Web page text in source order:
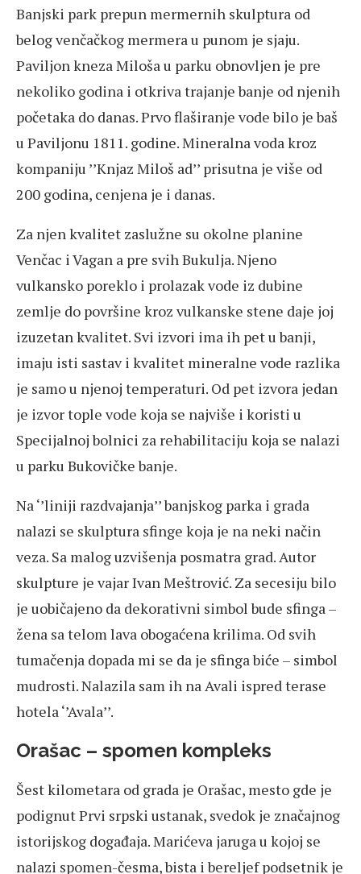
Banjski park prepun mermernih skulptura od
belog venčačkog mermera u punom je sjaju.
Paviljon kneza Miloša u parku obnovljen je pre
nekoliko godina i otkriva trajanje banje od njenih
početaka do danas. Prvo flaširanje vode bilo je baš
u Paviljonu 1811. godine. Mineralna voda kroz
kompaniju ’’Knjaz Miloš ad’’ prisutna je više od
200 godina, cenjena je i danas.
Za njen kvalitet zaslužne su okolne planine
Venčac i Vagan a pre svih Bukulja. Njeno
vulkansko poreklo i prolazak vode iz dubine
zemlje do površine kroz vulkanske stene daje joj
izuzetan kvalitet. Svi izvori ima ih pet u banji,
imaju isti sastav i kvalitet mineralne vode razlika
je samo u njenoj temperaturi. Od pet izvora jedan
je izvor tople vode koja se najviše i koristi u
Specijalnoj bolnici za rehabilitaciju koja se nalazi
u parku Bukovičke banje.
Na ‘’liniji razdvajanja’’ banjskog parka i grada
nalazi se skulptura sfinge koja je na neki način
veza. Sa malog uzvišenja posmatra grad. Autor
skulpture je vajar Ivan Meštrović. Za secesiju bilo
je uobičajeno da dekorativni simbol bude sfinga –
žena sa telom lava obogaćena krilima. Od svih
tumačenja dopada mi se da je sfinga biće – simbol
mudrosti. Nalazila sam ih na Avali ispred terase
hotela ‘’Avala’’.
Orašac – spomen kompleks
Šest kilometara od grada je Orašac, mesto gde je
podignut Prvi srpski ustanak, svedok je značajnog
istorijskog događaja. Marićeva jaruga u kojoj se
nalazi spomen-česma, bista i bereljef podsetnik je